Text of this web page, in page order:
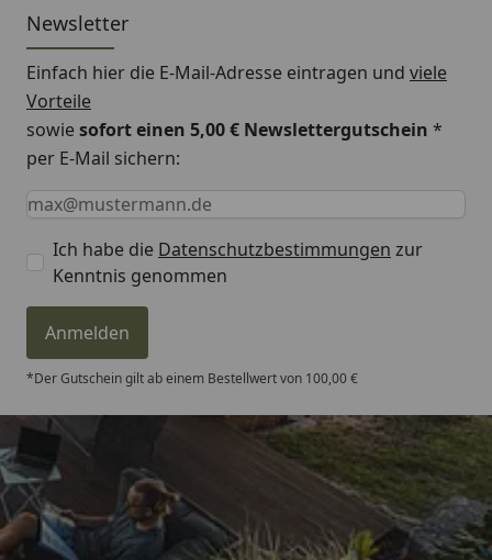
Newsletter
Einfach hier die E-Mail-Adresse eintragen und viele
Vorteile
sowiesofort einen 5,00 € Newslettergutschein *
per E-Mail sichern:
Keine Eingabe erforderlich
Eingabe erforderlich
E-Mail *
Ich habe die Datenschutzbestimmungen zur
Kenntnis genommen
Anmelden
*Der Gutschein gilt ab einem Bestellwert von 100,00 €
Trusted Shops
4,81/ 5